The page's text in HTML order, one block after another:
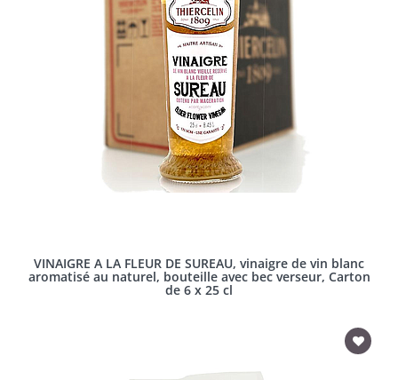
VINAIGRE A LA FLEUR DE SUREAU, vinaigre de vin blanc
aromatisé au naturel, bouteille avec bec verseur, Carton
de 6 x 25 cl